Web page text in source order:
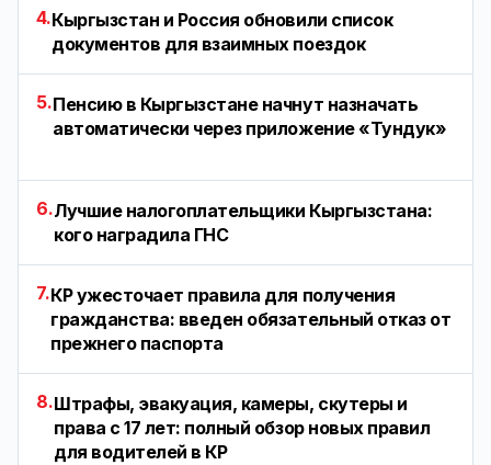
4.Кыргызстан и Россия обновили список
документов для взаимных поездок
5.Пенсию в Кыргызстане начнут назначать
автоматически через приложение «Тундук»
6.Лучшие налогоплательщики Кыргызстана:
кого наградила ГНС
7.КР ужесточает правила для получения
гражданства: введен обязательный отказ от
прежнего паспорта
8.Штрафы, эвакуация, камеры, скутеры и
права с 17 лет: полный обзор новых правил
для водителей в КР